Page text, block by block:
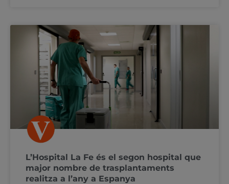
L’Hospital La Fe és el segon hospital que
major nombre de trasplantaments
realitza a l’any a Espanya